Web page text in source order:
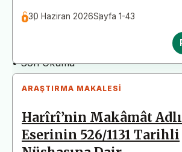
• Şekilsel ve Etik Ön İnceleme
• Son Okuma
30 Haziran 2026Sayfa 1-43
ARAŞTIRMA MAKALESI
Harîrî’nin Makâmât Adlı
Eserinin 526/1131 Tarihli